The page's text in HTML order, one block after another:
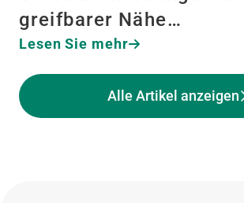
greifbarer Nähe…
Lesen Sie mehr
Alle Artikel anzeigen